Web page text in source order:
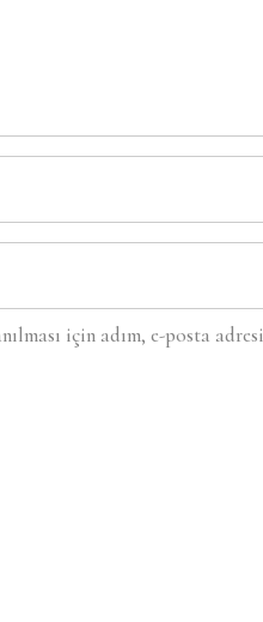
için adım, e-posta